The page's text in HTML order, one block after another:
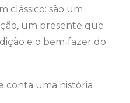
clássico: são um
um presente que
e o bem‑fazer do
conta uma história